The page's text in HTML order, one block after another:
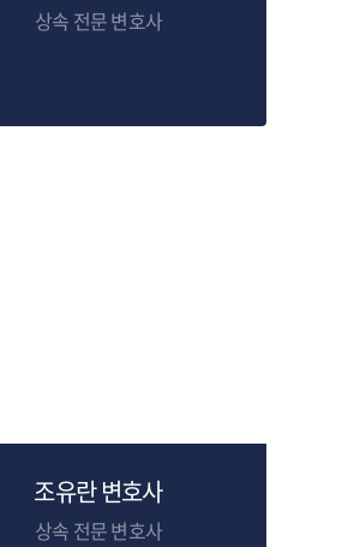
상속 전문 변호사
조유란 변호사
상속 전문 변호사